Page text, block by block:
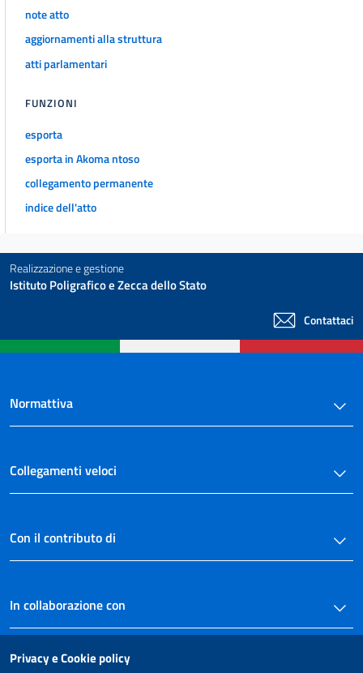
note atto
aggiornamenti alla struttura
atti parlamentari
FUNZIONI
esporta
esporta in Akoma ntoso
collegamento permanente
indice dell'atto
Realizzazione e gestione
Istituto Poligrafico e Zecca dello Stato
Contattaci
Normattiva
Collegamenti veloci
Con il contributo di
In collaborazione con
Privacy e Cookie policy